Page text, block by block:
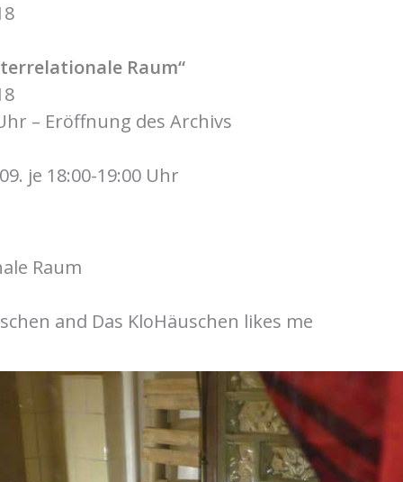
Raum“
– Eröffnung des Archivs
je 18:00-19:00 Uhr
Raum
and Das KloHäuschen likes me